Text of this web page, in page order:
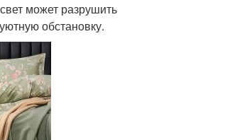
может разрушить
обстановку.